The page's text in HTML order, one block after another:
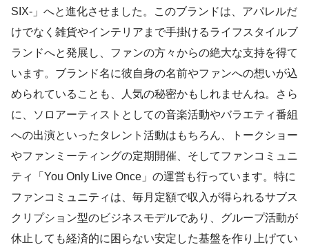
SIX-」へと進化させました。このブランドは、アパレルだ
けでなく雑貨やインテリアまで手掛けるライフスタイルブ
ランドへと発展し、ファンの方々からの絶大な支持を得て
います。ブランド名に彼自身の名前やファンへの想いが込
められていることも、人気の秘密かもしれませんね。さら
に、ソロアーティストとしての音楽活動やバラエティ番組
への出演といったタレント活動はもちろん、トークショー
やファンミーティングの定期開催、そしてファンコミュニ
ティ「You Only Live Once」の運営も行っています。特に
ファンコミュニティは、毎月定額で収入が得られるサブス
クリプション型のビジネスモデルであり、グループ活動が
休止しても経済的に困らない安定した基盤を作り上げてい